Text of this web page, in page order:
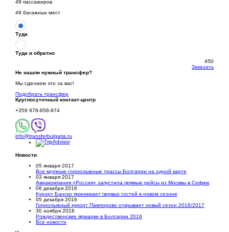
49 пассажиров
49 багажных мест
Туда
Туда и обратно
450
Заказать
Не нашли нужный трансфер?
Мы сделаем это за вас!
Подобрать трансфер
Круглосуточный контакт-центр
+359 878-858-974
info@transferbulgaria.ru
Новости
05 января 2017
Все крупные горнолыжные трассы Болгарии на одной карте
03 января 2017
Авиакомпания «Россия» запустила прямые рейсы из Москвы в Софию
06 декабря 2016
Курорт Банско принимает первых гостей в новом сезоне
05 декабря 2016
Горнолыжный курорт Пампорово открывает новый сезон 2016/2017
30 ноября 2016
Рождественские ярмарки в Болгарии 2016
Все новости